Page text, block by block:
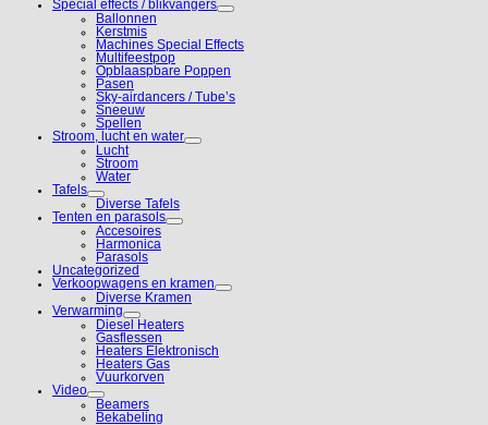
Special effects / blikvangers
Ballonnen
Kerstmis
Machines Special Effects
Multifeestpop
Opblaaspbare Poppen
Pasen
Sky-airdancers / Tube’s
Sneeuw
Spellen
Stroom, lucht en water
Lucht
Stroom
Water
Tafels
Diverse Tafels
Tenten en parasols
Accesoires
Harmonica
Parasols
Uncategorized
Verkoopwagens en kramen
Diverse Kramen
Verwarming
Diesel Heaters
Gasflessen
Heaters Elektronisch
Heaters Gas
Vuurkorven
Video
Beamers
Bekabeling